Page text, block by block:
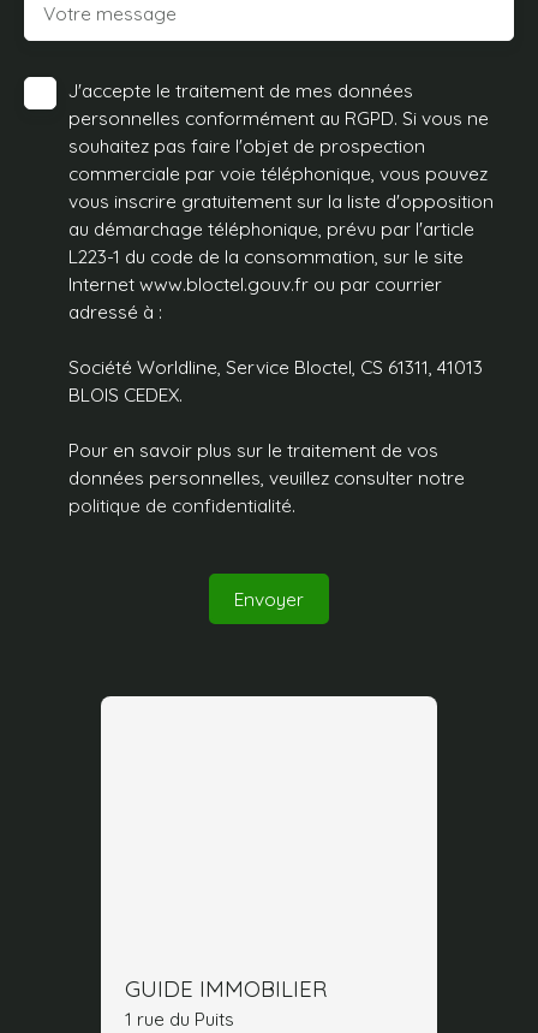
Votre message
J'accepte le traitement de mes données
personnelles conformément au RGPD. Si vous ne
souhaitez pas faire l'objet de prospection
commerciale par voie téléphonique, vous pouvez
vous inscrire gratuitement sur la liste d'opposition
au démarchage téléphonique, prévu par l'article
L223-1 du code de la consommation, sur le site
Internet www.bloctel.gouv.fr ou par courrier
adressé à :
Société Worldline, Service Bloctel, CS 61311, 41013
BLOIS CEDEX.
Pour en savoir plus sur le traitement de vos
données personnelles, veuillez consulter notre
politique de confidentialité.
Envoyer
GUIDE IMMOBILIER
1 rue du Puits